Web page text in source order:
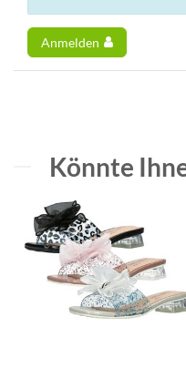
Anmelden
Könnte